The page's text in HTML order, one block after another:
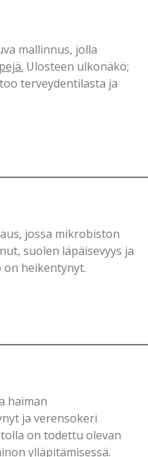
mallinnus, jolla
. Ulosteen ulkonäkö;
terveydentilasta ja
jossa mikrobiston
suolen läpäisevyys ja
heikentynyt.
haiman
ja verensokeri
on todettu olevan
ylläpitämisessä.